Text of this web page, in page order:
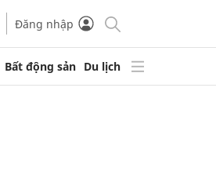
Đăng nhập
Bất động sản Du lịch